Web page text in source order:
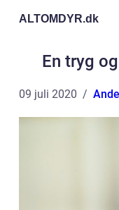
ALTOMDYR.dk
En tryg
09 juli 2020